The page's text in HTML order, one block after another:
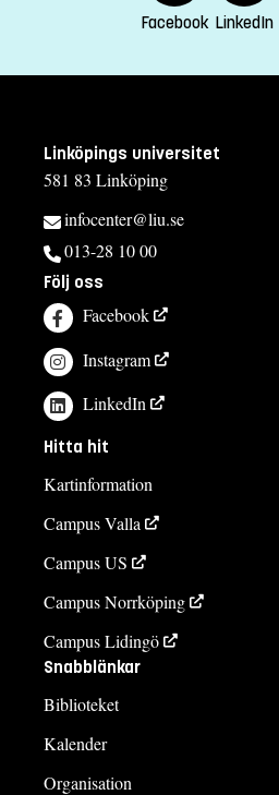
Facebook LinkedIn
Linköpings universitet
581 83 Linköping
infocenter@liu.se
013-28 10 00
Följ oss
Facebook
Instagram
LinkedIn
Hitta hit
Kartinformation
Campus Valla
Campus US
Campus Norrköping
Campus Lidingö
Snabblänkar
Biblioteket
Kalender
Organisation